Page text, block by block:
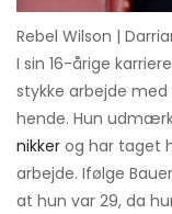
Rebel Wilson |
I sin 16-årige
stykke arbejde
hende. Hun
nikker og har taget
arbejde. Ifølge
at hun var 29, da